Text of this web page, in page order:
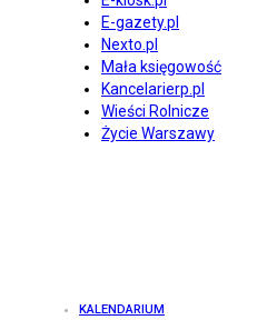
E-gazety.pl
Nexto.pl
Mała księgowość
Kancelarierp.pl
Wieści Rolnicze
Życie Warszawy
KALENDARIUM